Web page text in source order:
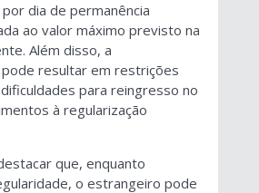
dia de permanência
ao valor máximo previsto na
Além disso, a
resultar em restrições
para reingresso no
à regularização
que, enquanto
o estrangeiro pode